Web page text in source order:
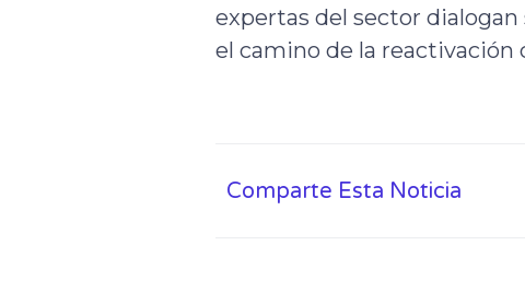
expertas del sector
el camino de la reactivación
Comparte Esta Noticia